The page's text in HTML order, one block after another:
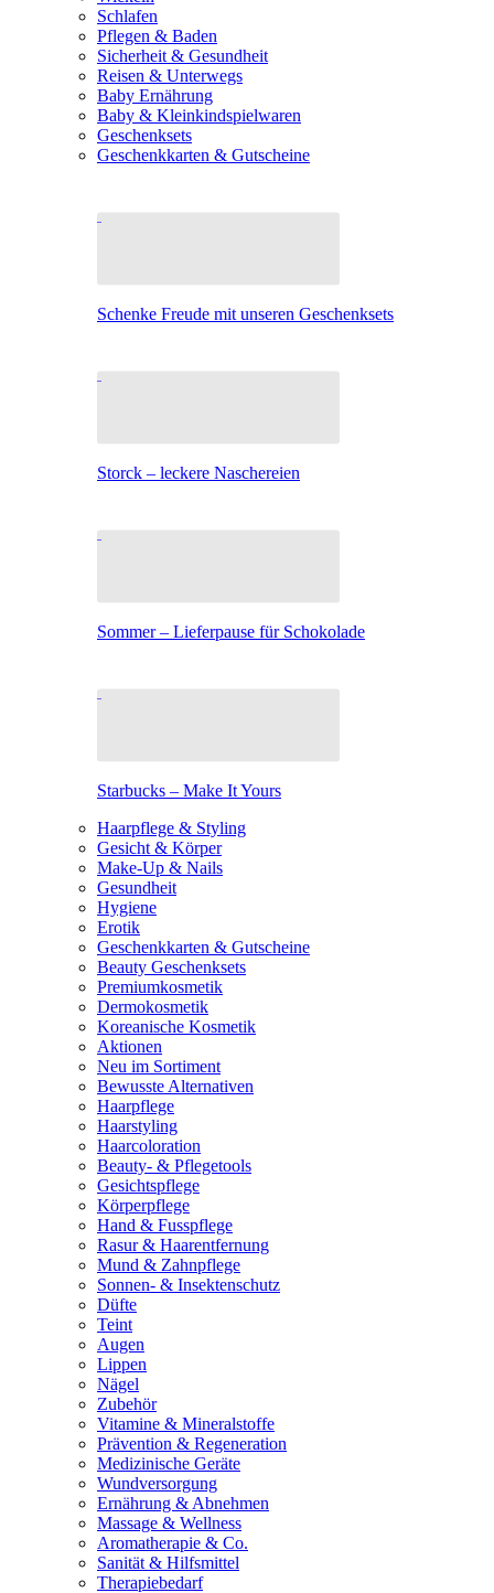
Schlafen
Pflegen & Baden
Sicherheit & Gesundheit
Reisen & Unterwegs
Baby Ernährung
Baby & Kleinkindspielwaren
Geschenksets
Geschenkkarten & Gutscheine
Schenke Freude mit unseren Geschenksets
Storck – leckere Naschereien
Sommer – Lieferpause für Schokolade
Starbucks – Make It Yours
Haarpflege & Styling
Gesicht & Körper
Make-Up & Nails
Gesundheit
Hygiene
Erotik
Geschenkkarten & Gutscheine
Beauty Geschenksets
Premiumkosmetik
Dermokosmetik
Koreanische Kosmetik
Aktionen
Neu im Sortiment
Bewusste Alternativen
Haarpflege
Haarstyling
Haarcoloration
Beauty- & Pflegetools
Gesichtspflege
Körperpflege
Hand & Fusspflege
Rasur & Haarentfernung
Mund & Zahnpflege
Sonnen- & Insektenschutz
Düfte
Teint
Augen
Lippen
Nägel
Zubehör
Vitamine & Mineralstoffe
Prävention & Regeneration
Medizinische Geräte
Wundversorgung
Ernährung & Abnehmen
Massage & Wellness
Aromatherapie & Co.
Sanität & Hilfsmittel
Therapiebedarf